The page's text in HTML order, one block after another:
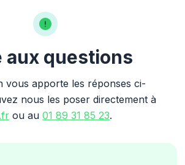
aux questions
vous apporte les réponses ci-
nous les poser directement à
ou au 01 89 31 85 23.